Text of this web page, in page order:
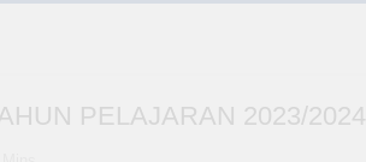
PELAJARAN 2023/2024